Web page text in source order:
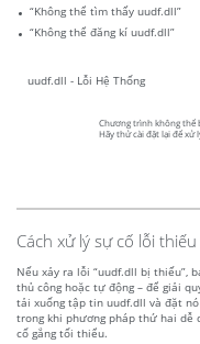
“Không thể tìm thấy uudf.dll”
“Không thể đăng kí uudf.dll”
uudf.dll - Lỗi Hệ Thống
Chương trình không thể
Hãy thử cài đặt lại để xử
Cách xử lý sự cố lỗi
Nếu xảy ra lỗi “uudf.dll bị thiếu”,
thủ công hoặc tự động – để giải
tải xuống tập tin uudf.dll và đặt
trong khi phương pháp thứ hai dễ
cố gắng tối thiểu.